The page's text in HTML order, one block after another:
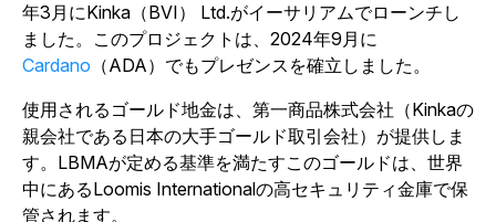
年3月にKinka（BVI） Ltd.がイーサリアムでローンチし
ました。このプロジェクトは、2024年9月に
Cardano （ADA）でもプレゼンスを確立しました。
使用されるゴールド地金は、第一商品株式会社（Kinkaの
親会社である日本の大手ゴールド取引会社）が提供しま
す。LBMAが定める基準を満たすこのゴールドは、世界
中にあるLoomis Internationalの高セキュリティ金庫で保
管されます。